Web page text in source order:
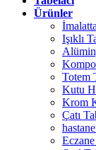
Ürünler
Işıklı
Totem
Kutu
Krom
Çatı
Eczane